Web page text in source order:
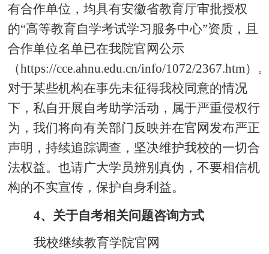
有合作单位，均具有安徽省教育厅审批授权
的“高等教育自学考试学习服务中心”资质，且
合作单位名单已在我院官网公示
（https://cce.ahnu.edu.cn/info/1072/2367.htm）
对于某些机构在事先未征得我校同意的情况
下，私自开展自考助学活动，属于严重侵权行
为，我们将向有关部门反映并在官网发布严正
声明，持续追踪调查，坚决维护我校的一切合
法权益。也请广大学员辨别真伪，不要相信机
构的不实宣传，保护自身利益。
4、关于自考相关问题咨询方式
我校继续教育学院官网